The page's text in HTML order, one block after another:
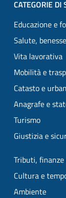
CATEGORIE DI
Educazione e
Salute,
Vita lavorativa
Mobilità e
Catasto e
Anagrafe e
Turismo
Giustizia e
Tributi,
Cultura e
Ambiente